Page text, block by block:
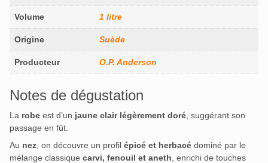
Volume 1 litre
Origine Suède
Producteur O.P. Anderson
Notes de dégustation
La robe est d’un jaune clair légèrement doré , suggérant son
passage en fût.
Au nez , on découvre un profil épicé et herbacé dominé par le
mélange classique carvi, fenouil et aneth , enrichi de touches